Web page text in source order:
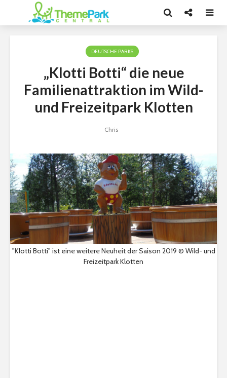
DEUTSCHE PARKS
„Klotti Botti“ die neue
Familienattraktion im Wild-
und Freizeitpark Klotten
Chris
"Klotti Botti" ist eine weitere Neuheit der Saison 2019 © Wild- und
Freizeitpark Klotten